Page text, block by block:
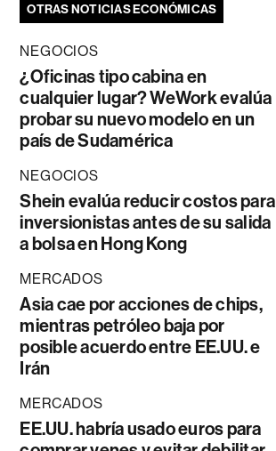
OTRAS NOTICIAS ECONÓMICAS
NEGOCIOS
¿Oficinas tipo cabina en
cualquier lugar? WeWork evalúa
probar su nuevo modelo en un
país de Sudamérica
NEGOCIOS
Shein evalúa reducir costos para
inversionistas antes de su salida
a bolsa en Hong Kong
MERCADOS
Asia cae por acciones de chips,
mientras petróleo baja por
posible acuerdo entre EE.UU. e
Irán
MERCADOS
EE.UU. habría usado euros para